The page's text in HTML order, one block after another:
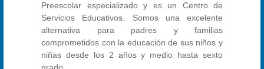
Preescolar especializado y es un Centro de
Servicios Educativos. Somos una excelente
alternativa para padres y familias
comprometidos con la educación de sus niños y
niñas desde los 2 años y medio hasta sexto